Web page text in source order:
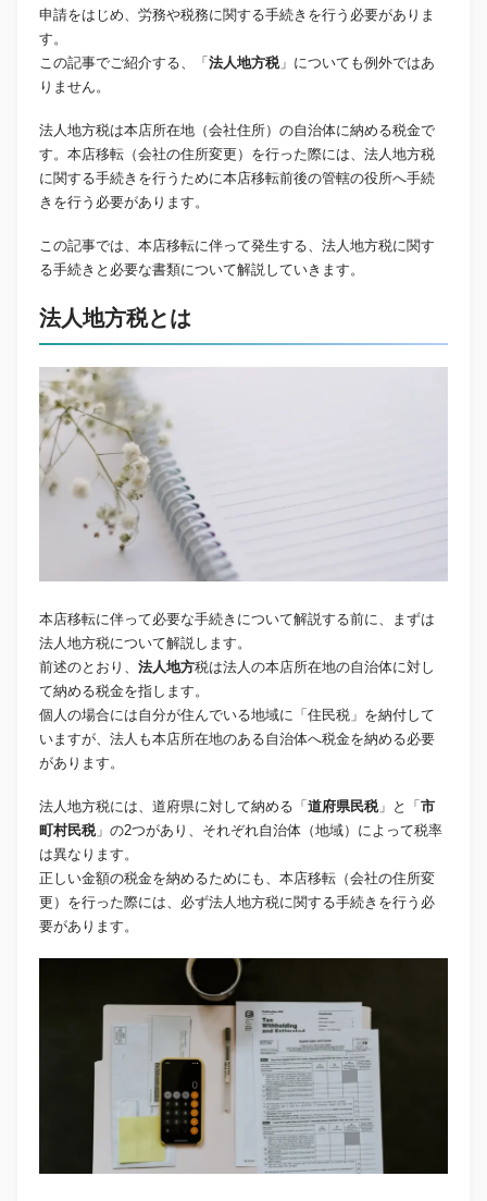
申請をはじめ、労務や税務に関する手続きを行う必要がありま
す。
この記事でご紹介する、「 法人地方税」についても例外ではあ
りません。
法人地方税は本店所在地（会社住所）の自治体に納める税金で
す。本店移転（会社の住所変更）を行った際には、法人地方税
に関する手続きを行うために本店移転前後の管轄の役所へ手続
きを行う必要があります。
この記事では、本店移転に伴って発生する、法人地方税に関す
る手続きと必要な書類について解説していきます。
法人地方税とは
本店移転に伴って必要な手続きについて解説する前に、まずは
法人地方税について解説します。
前述のとおり、 法人地方税は法人の本店所在地の自治体に対し
て納める税金を指します。
個人の場合には自分が住んでいる地域に「住民税」を納付して
いますが、法人も本店所在地のある自治体へ税金を納める必要
があります。
法人地方税には、道府県に対して納める「 道府県民税」と「 市
町村民税」の2つがあり、それぞれ自治体（地域）によって税率
は異なります。
正しい金額の税金を納めるためにも、本店移転（会社の住所変
更）を行った際には、必ず法人地方税に関する手続きを行う必
要があります。